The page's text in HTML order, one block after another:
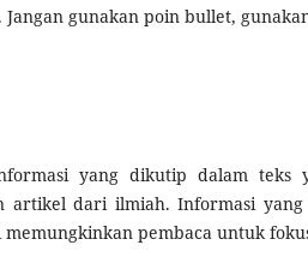
gunakan poin bullet,
yang dikutip dalam
artikel dari ilmiah. Informasi
pembaca untuk